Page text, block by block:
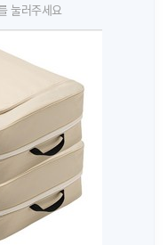
눌러주세요